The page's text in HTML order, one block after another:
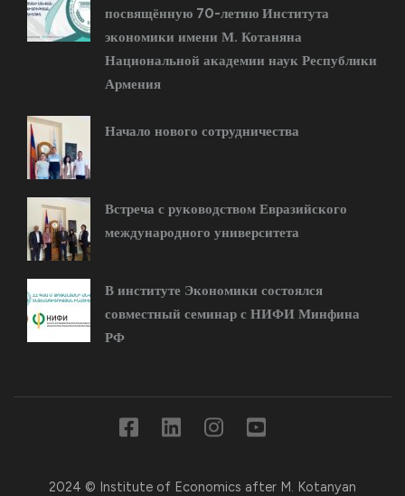
посвящённую 70-летию Института
экономики имени М. Котаняна
Национальной академии наук Республики
Армения
Начало нового сотрудничества
Встреча с руководством Евразийского
международного университета
В институте Экономики состоялся
совместный семинар с НИФИ Минфина
РФ
2024 © Institute of Economics after M. Kotanyan